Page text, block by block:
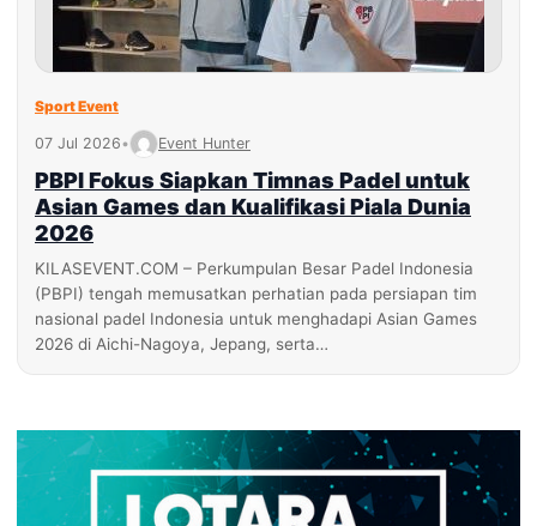
Sport Event
07 Jul 2026• Event Hunter
PBPI Fokus Siapkan Timnas Padel untuk
Asian Games dan Kualifikasi Piala Dunia
2026
KILASEVENT.COM – Perkumpulan Besar Padel Indonesia
(PBPI) tengah memusatkan perhatian pada persiapan tim
nasional padel Indonesia untuk menghadapi Asian Games
2026 di Aichi-Nagoya, Jepang, serta…